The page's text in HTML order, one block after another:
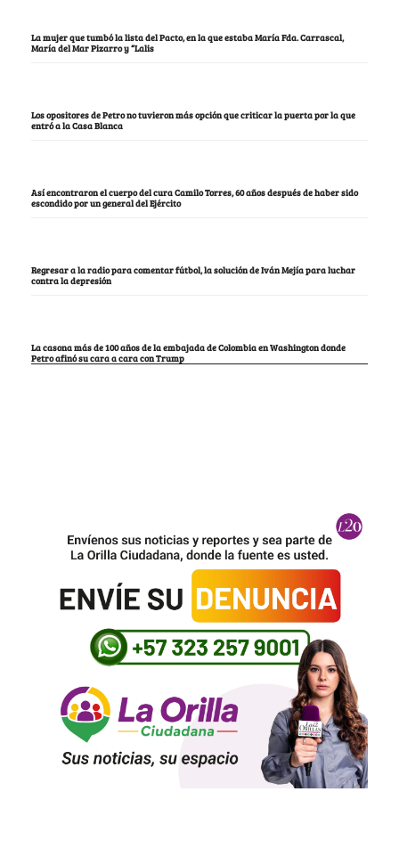
La mujer que tumbó la lista del Pacto, en la que estaba María Fda. Carrascal,
María del Mar Pizarro y “Lalis
Los opositores de Petro no tuvieron más opción que criticar la puerta por la que
entró a la Casa Blanca
Así encontraron el cuerpo del cura Camilo Torres, 60 años después de haber sido
escondido por un general del Ejército
Regresar a la radio para comentar fútbol, la solución de Iván Mejía para luchar
contra la depresión
La casona más de 100 años de la embajada de Colombia en Washington donde
Petro afinó su cara a cara con Trump